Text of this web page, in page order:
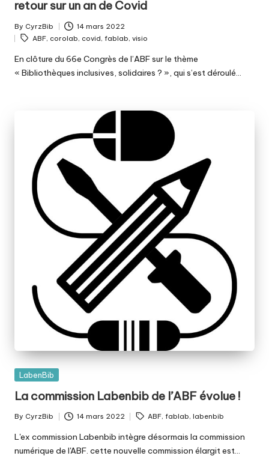
retour sur un an de Covid
Posted
by
By CyrzBib 14 mars 2022
Tags:
ABF, corolab, covid, fablab, visio
En clôture du 66e Congrès de l’ABF sur le thème
« Bibliothèques inclusives, solidaires ? », qui s’est déroulé…
Posted
LabenBib
La commission Labenbib de l’ABF évolue !
Posted
by
By CyrzBib 14 mars 2022
Tags: ABF, fablab,labenbib
L'ex commission Labenbib intègre désormais la commission
numérique de l'ABF. cette nouvelle commission élargit est…